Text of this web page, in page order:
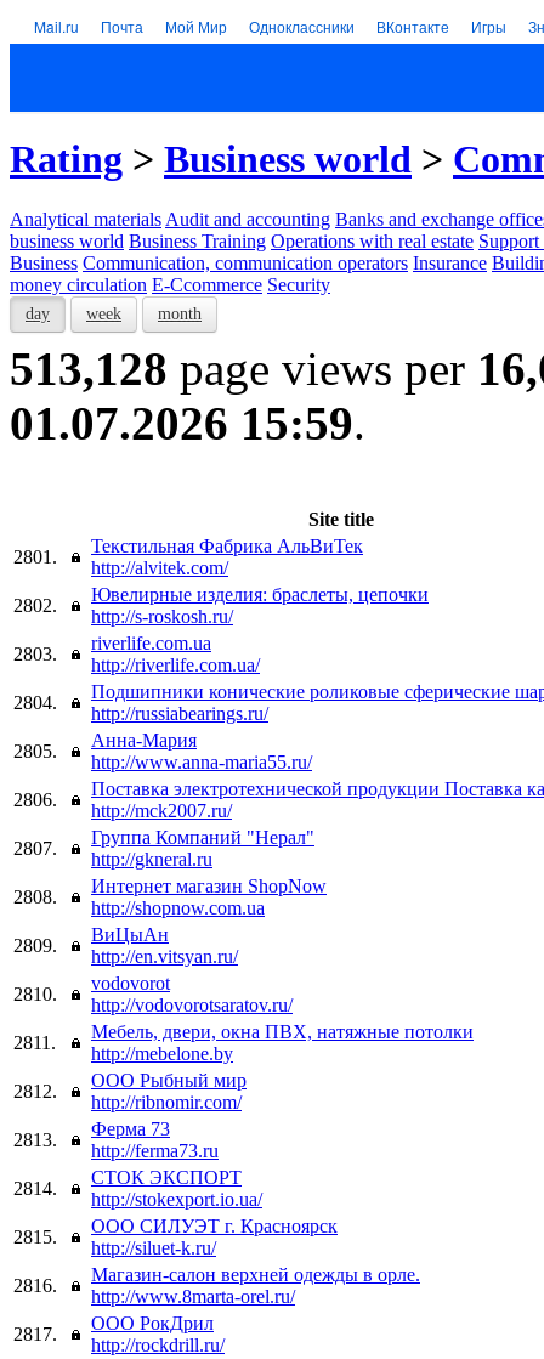
Mail.ru Почта Мой Мир Одноклассники ВКонтакте Игры
Rating > Business world >
Analytical materials Audit and accounting Banks and exchange
business world Business Training Operations with real estate Support
Business Communication, communication operators Insurance
money circulation E-Ccommerce Security
day week month
513,128 page views per
01.07.2026 15:59.
Site title
2801.
Текстильная Фабрика АльВиТек
http://alvitek.com/
2802.
Ювелирные изделия: браслеты, цепочки
http://s-roskosh.ru/
2803.
riverlife.com.ua
http://riverlife.com.ua/
2804.
Подшипники конические роликовые сферические
http://russiabearings.ru/
2805.
Анна-Мария
http://www.anna-maria55.ru/
2806.
Поставка электротехнической продукции Поставка
http://mck2007.ru/
2807.
Группа Компаний "Нерал"
http://gkneral.ru
2808.
Интернет магазин ShopNow
http://shopnow.com.ua
2809.
ВиЦыАн
http://en.vitsyan.ru/
2810.
vodovorot
http://vodovorotsaratov.ru/
2811.
Мебель, двери, окна ПВХ, натяжные потолки
http://mebelone.by
2812.
ООО Рыбный мир
http://ribnomir.com/
2813.
Ферма 73
http://ferma73.ru
2814.
CТОК ЭКСПОРТ
http://stokexport.io.ua/
2815.
ООО СИЛУЭТ г. Красноярск
http://siluet-k.ru/
2816.
Магазин-салон верхней одежды в орле.
http://www.8marta-orel.ru/
2817.
ООО РокДрил
http://rockdrill.ru/